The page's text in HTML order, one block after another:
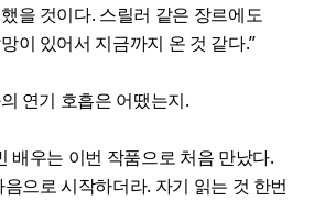
을 것이다. 스릴러 같은 장르에도
이 있어서 지금까지 온 것 같다.”
연기 호흡은 어땠는지.
배우는 이번 작품으로 처음 만났다.
으로 시작하더라. 자기 읽는 것 한번